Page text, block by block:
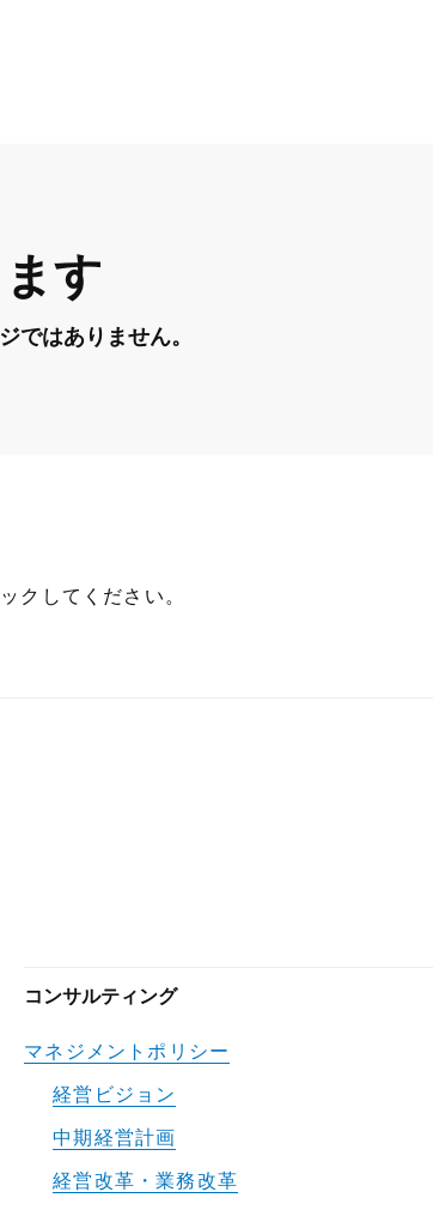
す
ではありません。
クしてください。
コンサルティング
マネジメントポリシー
経営ビジョン
中期経営計画
経営改革・業務改革